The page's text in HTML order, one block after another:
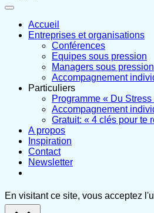
Accueil
Entreprises et organisations
Conférences
Equipes sous pression
Managers sous pression
Accompagnement
Particuliers
Programme « Du
Accompagnement
Gratuit: « 4 clés pour te
A propos
Inspiration
Contact
Newsletter
En visitant ce site, vous acceptez